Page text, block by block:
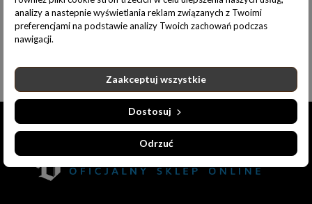
MATERIAŁ:
100% bawełna
analizy a nastepnie wyświetlania reklam związanych z Twoimi
preferencjami na podstawie analizy Twoich zachowań podczas
nawigacji.
Odrzuć
Dostosuj
Zaakceptuj wszystkie